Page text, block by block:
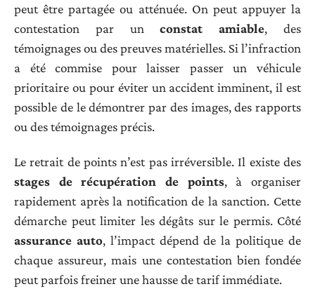
peut être partagée ou atténuée. On peut appuyer la
contestation par unconstat amiable, des
témoignages ou des preuves matérielles. Si l’infraction
a été commise pour laisser passer un véhicule
prioritaire ou pour éviter un accident imminent, il est
possible de le démontrer par des images, des rapports
ou des témoignages précis.
Le retrait de points n’est pas irréversible. Il existe des
stages de récupération de points, à organiser
rapidement après la notification de la sanction. Cette
démarche peut limiter les dégâts sur le permis. Côté
assurance auto, l’impact dépend de la politique de
chaque assureur, mais une contestation bien fondée
peut parfois freiner une hausse de tarif immédiate.